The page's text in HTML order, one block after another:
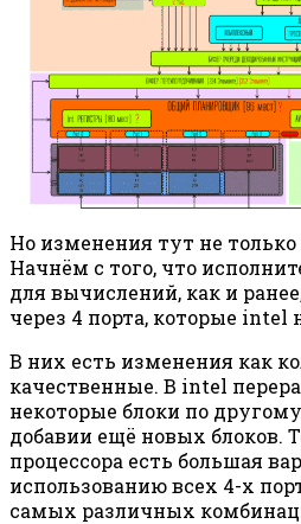
Но изменения тут не только
Начнём с того, что
для вычислений, как и
через 4 порта, которые intel
В них есть изменения как
качественные. В intel
некоторые блоки по
добавии ещё новых блоков.
процессора есть большая
использованию всех 4-х
самых различных